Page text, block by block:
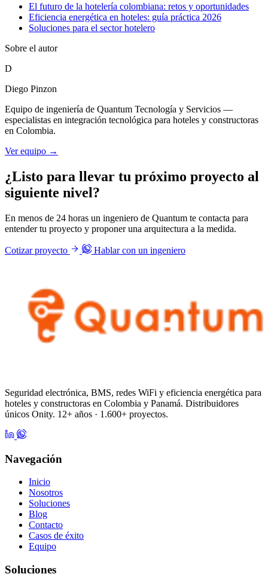
El futuro de la hotelería colombiana: retos y oportunidades
Eficiencia energética en hoteles: guía práctica 2026
Soluciones para el sector hotelero
Sobre el autor
D
Diego Pinzon
Equipo de ingeniería de Quantum Tecnología y Servicios —
especialistas en integración tecnológica para hoteles y constructoras
en Colombia.
Ver equipo →
¿Listo para llevar tu próximo proyecto al
siguiente nivel?
En menos de 24 horas un ingeniero de Quantum te contacta para
entender tu proyecto y proponer una arquitectura a la medida.
Cotizar proyecto Hablar con un ingeniero
Seguridad electrónica, BMS, redes WiFi y eficiencia energética para
hoteles y constructoras en Colombia y Panamá. Distribuidores
únicos Onity. 12+ años · 1.600+ proyectos.
Navegación
Inicio
Nosotros
Soluciones
Blog
Contacto
Casos de éxito
Equipo
Soluciones